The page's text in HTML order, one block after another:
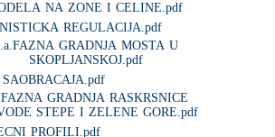
NA ZONE I CELINE.pdf
REGULACIJA.pdf
GRADNJA MOSTA U
SKOPLJANSKOJ.pdf
GRADNJA RASKRSNICE
STEPE I ZELENE GORE.pdf
PROFILI.pdf